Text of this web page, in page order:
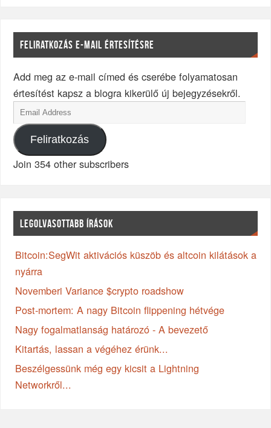
FELIRATKOZÁS E-MAIL ÉRTESÍTÉSRE
Add meg az e-mail címed és cserébe folyamatosan
értesítést kapsz a blogra kikerülő új bejegyzésekről.
Feliratkozás
Join 354 other subscribers
LEGOLVASOTTABB ÍRÁSOK
Bitcoin:SegWit aktivációs küszöb és altcoin kilátások a
nyárra
Novemberi Variance $crypto roadshow
Post-mortem: A nagy Bitcoin flippening hétvége
Nagy fogalmatlanság határozó - A bevezető
Kitartás, lassan a végéhez érünk...
Beszélgessünk még egy kicsit a Lightning
Networkről...